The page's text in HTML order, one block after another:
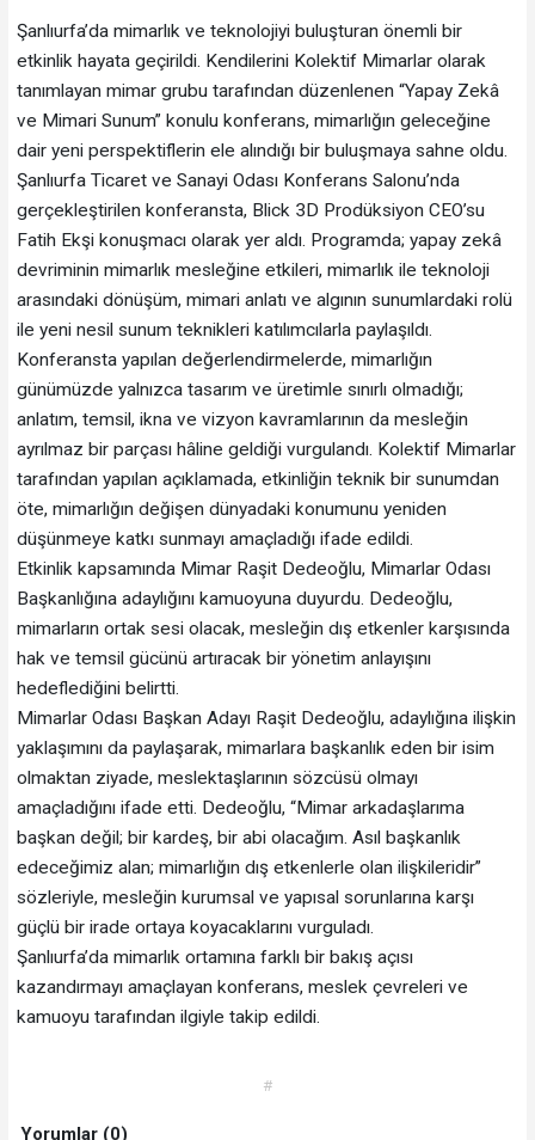
Şanlıurfa’da mimarlık ve teknolojiyi buluşturan önemli bir
etkinlik hayata geçirildi. Kendilerini Kolektif Mimarlar olarak
tanımlayan mimar grubu tarafından düzenlenen “Yapay Zekâ
ve Mimari Sunum” konulu konferans, mimarlığın geleceğine
dair yeni perspektiflerin ele alındığı bir buluşmaya sahne oldu.
Şanlıurfa Ticaret ve Sanayi Odası Konferans Salonu’nda
gerçekleştirilen konferansta, Blick 3D Prodüksiyon CEO’su
Fatih Ekşi konuşmacı olarak yer aldı. Programda; yapay zekâ
devriminin mimarlık mesleğine etkileri, mimarlık ile teknoloji
arasındaki dönüşüm, mimari anlatı ve algının sunumlardaki rolü
ile yeni nesil sunum teknikleri katılımcılarla paylaşıldı.
Konferansta yapılan değerlendirmelerde, mimarlığın
günümüzde yalnızca tasarım ve üretimle sınırlı olmadığı;
anlatım, temsil, ikna ve vizyon kavramlarının da mesleğin
ayrılmaz bir parçası hâline geldiği vurgulandı. Kolektif Mimarlar
tarafından yapılan açıklamada, etkinliğin teknik bir sunumdan
öte, mimarlığın değişen dünyadaki konumunu yeniden
düşünmeye katkı sunmayı amaçladığı ifade edildi.
Etkinlik kapsamında Mimar Raşit Dedeoğlu, Mimarlar Odası
Başkanlığına adaylığını kamuoyuna duyurdu. Dedeoğlu,
mimarların ortak sesi olacak, mesleğin dış etkenler karşısında
hak ve temsil gücünü artıracak bir yönetim anlayışını
hedeflediğini belirtti.
Mimarlar Odası Başkan Adayı Raşit Dedeoğlu, adaylığına ilişkin
yaklaşımını da paylaşarak, mimarlara başkanlık eden bir isim
olmaktan ziyade, meslektaşlarının sözcüsü olmayı
amaçladığını ifade etti. Dedeoğlu, “Mimar arkadaşlarıma
başkan değil; bir kardeş, bir abi olacağım. Asıl başkanlık
edeceğimiz alan; mimarlığın dış etkenlerle olan ilişkileridir”
sözleriyle, mesleğin kurumsal ve yapısal sorunlarına karşı
güçlü bir irade ortaya koyacaklarını vurguladı.
Şanlıurfa’da mimarlık ortamına farklı bir bakış açısı
kazandırmayı amaçlayan konferans, meslek çevreleri ve
kamuoyu tarafından ilgiyle takip edildi.
#
Yorumlar (0)